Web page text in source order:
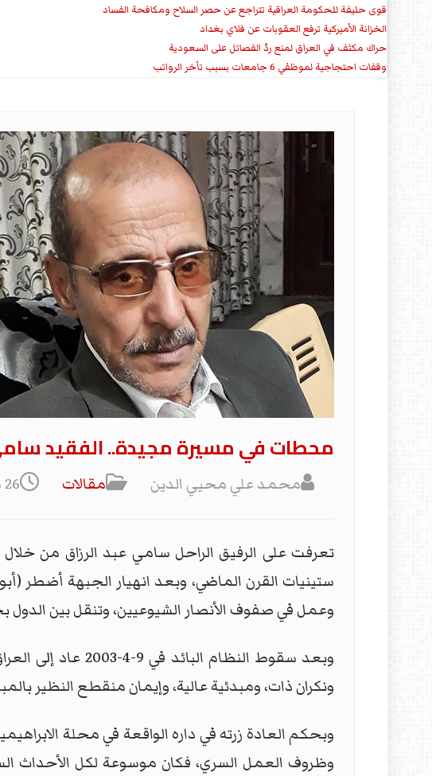
قوى حليفة للحكومة العراقية تتراجع عن حصر السلاح ومكافحة الفساد
الخزانة الأميركية ترفع العقوبات عن فلاي بغداد
حراك مكثف في العراق لمنع ردّ الفصائل على السعودية
وقفات احتجاجية لموظفي 6 جامعات بسبب تأخر الرواتب
محطات في مسيرة مجيدة.. الفقيد سامي
محمد علي محيي الدين مقالات 26 شباط/فبراير 2025
تعرفت على الرفيق الراحل سامي عبد الرزاق من
ستينيات القرن الماضي، وبعد انهيار الجبهة أضطر
وعمل في صفوف الأنصار الشيوعيين، وتنقل بين الدول
وبعد سقوط
ونكران ذات، ومبدئية عالية، وإيمان منقطع النظير
وبحكم العادة زرته في داره الواقعة في محلة
وظروف العمل السري، فكان موسوعة لكل الأحداث